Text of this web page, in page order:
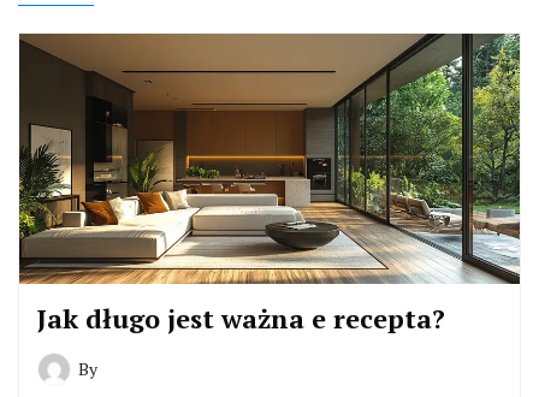
Jak długo jest ważna e recepta?
By